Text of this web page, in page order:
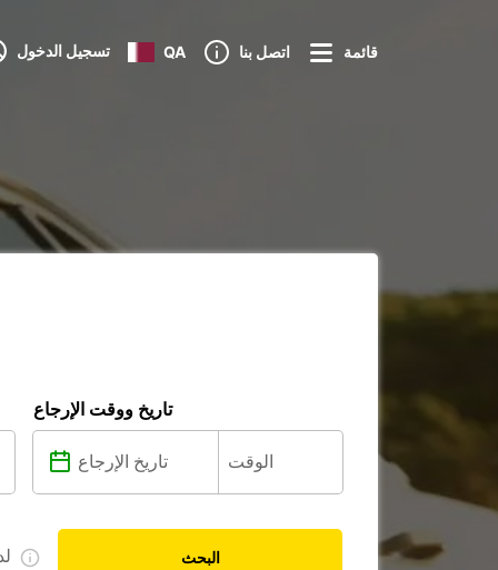
تسجيل الدخول QA اتصل بنا قائمة
تاريخ ووقت الإرجاع
البحث